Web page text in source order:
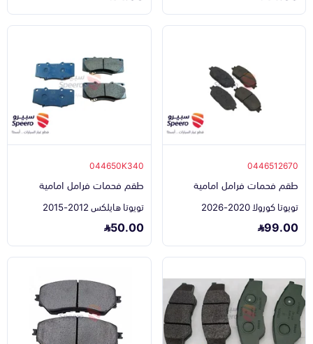
0446512670
طقم فحمات فرامل امامية
تويوتا كورولا 2020-2026
99.00
044650K340
طقم فحمات فرامل امامية
تويوتا هايلكس 2012-2015
50.00